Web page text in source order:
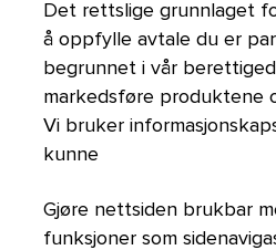
Det rettslige grunnlaget
å oppfylle avtale du er
begrunnet i vår
markedsføre produktene
Vi bruker
kunne
Gjøre nettsiden brukbar
funksjoner som